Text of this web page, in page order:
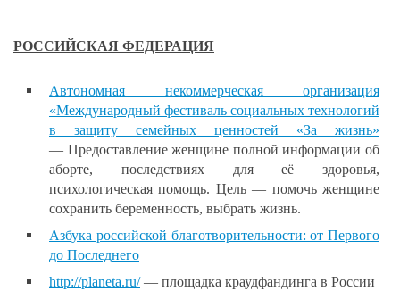
РОССИЙСКАЯ ФЕДЕРАЦИЯ
Автономная некоммерческая организация
«Международный фестиваль социальных технологий
в защиту семейных ценностей «За жизнь»
— Предоставление женщине полной информации об
аборте, последствиях для её здоровья,
психологическая помощь. Цель — помочь женщине
сохранить беременность, выбрать жизнь.
Азбука российской благотворительности: от Первого
до Последнего
http://planeta.ru/— площадка краудфандинга в России